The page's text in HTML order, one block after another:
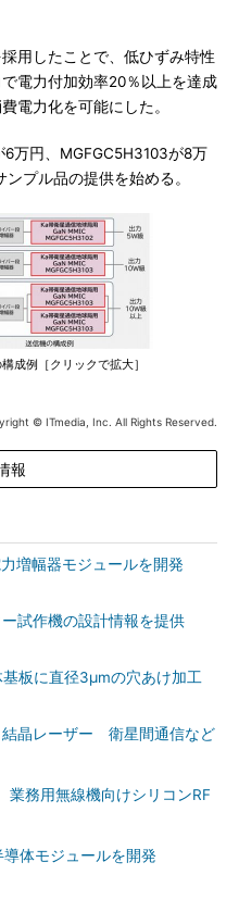
用したことで、低ひずみ特性
電力付加効率20％以上を達成
電力化を可能にした。
万円、MGFGC5H3103が8万
プル品の提供を始める。
成例［クリックで拡大］
© ITmedia, Inc. All Rights Reserved.
報
増幅器モジュールを開発
試作機の設計情報を提供
板に直径3μmの穴あけ加工
結晶レーザー 衛星間通信など
業務用無線機向けシリコンRF
体モジュールを開発